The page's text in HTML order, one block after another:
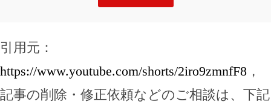
引用元：
https://www.youtube.com/shorts/2iro9zmnfF8 ，
記事の削除・修正依頼などのご相談は、下記